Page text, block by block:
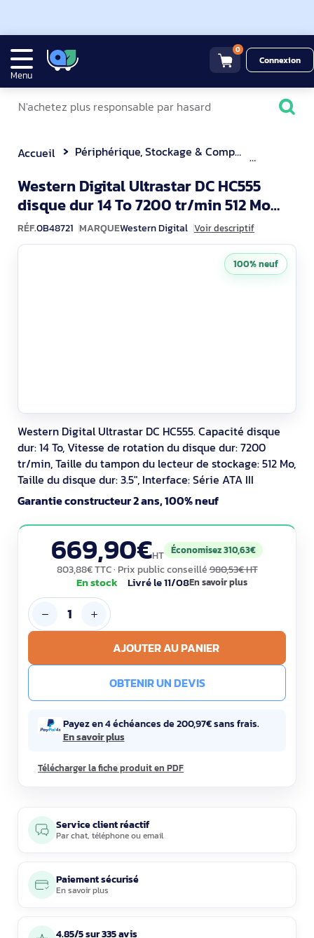
Menu
0
Connexion
Accueil Périphérique, Stockage & Composant
Western Digital Ultrastar DC HC555
disque dur 14 To 7200 tr/min 512 Mo
3.5" Série ATA III0B48721
RÉF.0B48721 MARQUEWestern Digital Voir descriptif
Western Digital Ultrastar DC HC555. Capacité disque
dur: 14 To, Vitesse de rotation du disque dur: 7200
tr/min, Taille du tampon du lecteur de stockage: 512 Mo,
Taille du disque dur: 3.5", Interface: Série ATA III
Garantie constructeur 2 ans, 100% neuf
669,90€HT Économisez 310,63€
803,88€ TTC· Prix public conseillé980,53€ HT
En stock Livré le 11/08En savoir plus
AJOUTER AU PANIER
OBTENIR UN DEVIS
Payez en 4 échéances de 200,97€ sans frais.
En savoir plus
Télécharger la fiche produit en PDF
100% neuf
Service client réactif
Parchat, téléphoneouemail
Paiement sécurisé
En savoir plus
4.85/5 sur 335 avis